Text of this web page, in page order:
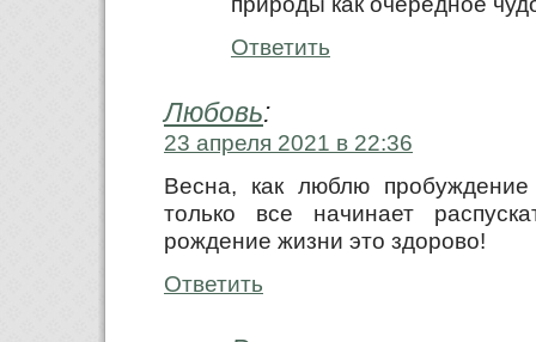
Ответить
Любовь:
23 апреля 2021 в 22:36
Весна, как люблю пробуждение
только все начинает
рождение жизни это здорово!
Ответить